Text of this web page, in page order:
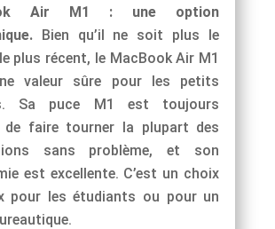
Air M1 : une option
Bien qu’il ne soit plus le
plus récent, le MacBook Air M1
valeur sûre pour les petits
Sa puce M1 est toujours
de faire tourner la plupart des
sans problème, et son
est excellente. C’est un choix
pour les étudiants ou pour un